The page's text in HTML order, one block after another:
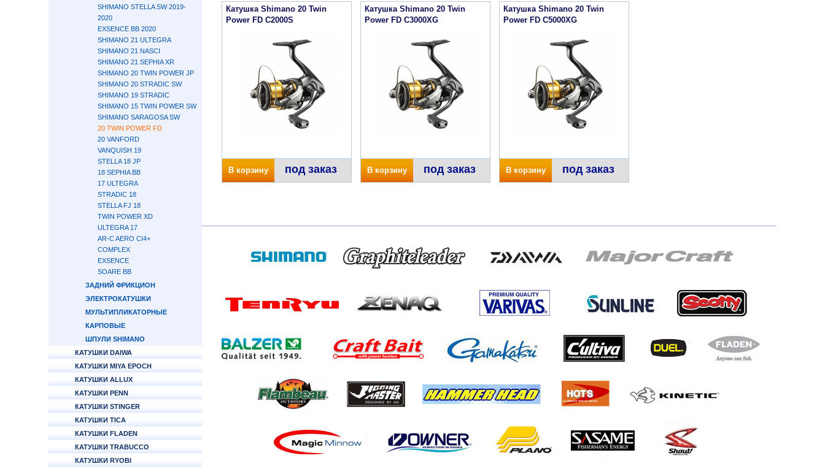
SHIMANO STELLA SW 2019-
2020
EXSENCE BB 2020
SHIMANO 21 ULTEGRA
SHIMANO 21 NASCI
SHIMANO 21 SEPHIA XR
SHIMANO 20 TWIN POWER JP
SHIMANO 20 STRADIC SW
SHIMANO 19 STRADIC
SHIMANO 15 TWIN POWER SW
SHIMANO SARAGOSA SW
20 TWIN POWER FD
20 VANFORD
VANQUISH 19
STELLA 18 JP
18 SEPHIA BB
17 ULTEGRA
STRADIC 18
STELLA FJ 18
TWIN POWER XD
ULTEGRA 17
AR-C AERO CI4+
COMPLEX
EXSENCE
SOARE BB
ЗАДНИЙ ФРИКЦИОН
ЭЛЕКТРОКАТУШКИ
МУЛЬТИПЛИКАТОРНЫЕ
КАРПОВЫЕ
ШПУЛИ SHIMANO
КАТУШКИ DAIWA
КАТУШКИ MIYA EPOCH
КАТУШКИ ALLUX
КАТУШКИ PENN
КАТУШКИ STINGER
КАТУШКИ TICA
КАТУШКИ FLADEN
КАТУШКИ TRABUCCO
КАТУШКИ RYOBI
Катушка Shimano 20 Twin
Power FD C2000S
В корзину под заказ
Катушка Shimano 20 Twin
Power FD C3000XG
В корзину под заказ
Катушка Shimano 20 Twin
Power FD C5000XG
В корзину под заказ